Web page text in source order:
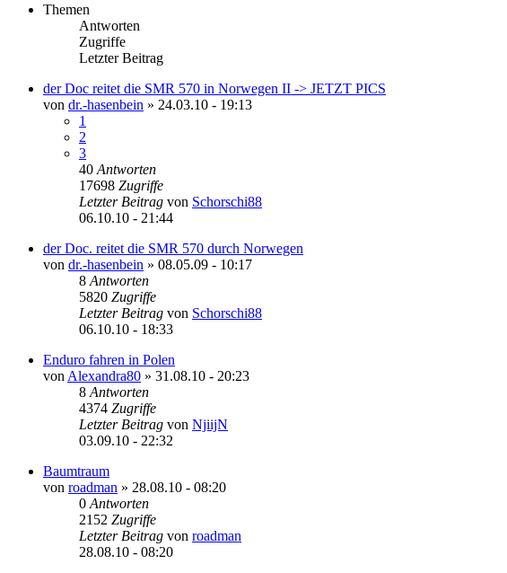
Themen
Antworten
Zugriffe
Letzter Beitrag
der Doc reitet die SMR 570 in Norwegen II -> JETZT PICS
von dr.-hasenbein » 24.03.10 - 19:13
1
2
3
40 Antworten
17698 Zugriffe
Letzter Beitrag von Schorschi88
06.10.10 - 21:44
der Doc. reitet die SMR 570 durch Norwegen
von dr.-hasenbein » 08.05.09 - 10:17
8 Antworten
5820 Zugriffe
Letzter Beitrag von Schorschi88
06.10.10 - 18:33
Enduro fahren in Polen
von Alexandra80 » 31.08.10 - 20:23
8 Antworten
4374 Zugriffe
Letzter Beitrag von NjiijN
03.09.10 - 22:32
Baumtraum
von roadman » 28.08.10 - 08:20
0 Antworten
2152 Zugriffe
Letzter Beitrag von roadman
28.08.10 - 08:20